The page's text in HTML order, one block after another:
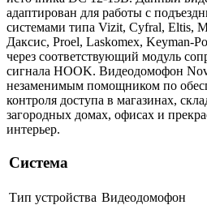
адаптирован для работы с
системами типа Vizit, Cyfral, Eltis,
Даксис, Proel, Laskomex, Keyman-
через соответствующий модуль
сигнала HOOK. Видеодомофон
незаменимым помощником по
контроля доступа в магазинах,
загородных домах, офисах и
интерьер.
Система
Тип устройства Видеодомофон